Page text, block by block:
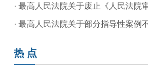
· 最高人民法院关于废止《人民法院
· 最高人民法院关于部分指导性案例
热 点